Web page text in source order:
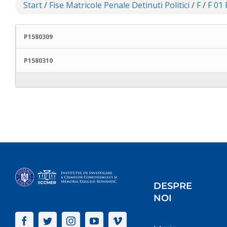
Start/ Fise Matricole Penale Detinuti Politici / F/ F 01
P1580309
P1580310
DESPRE
NOI